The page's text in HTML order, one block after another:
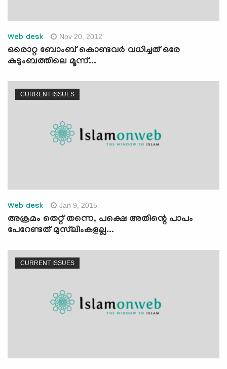
Web desk Nov 20, 2012
ഒരൊറ്റ ബോംബ് കൊണ്ടവര്‍ വധിച്ചത് ഒരേ
കുടുംബത്തിലെ മൂന്ന്...
CURRENT ISSUES
Web desk Jan 9, 2015
അക്രമം തെറ്റ് തന്നെ, പക്ഷെ അതിന്റെ പാപം
പേറേണ്ടത് മുസ്‍ലിംകളല്ല...
CURRENT ISSUES